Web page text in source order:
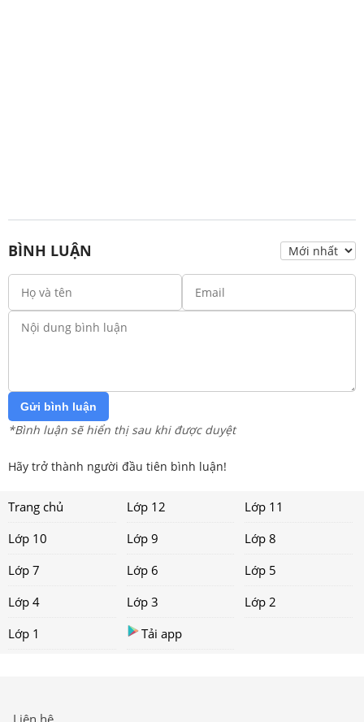
BÌNH LUẬN
Gửi bình luận
*Bình luận sẽ hiển thị sau khi được duyệt
Hãy trở thành người đầu tiên bình luận!
Trang chủ Lớp 12
Lớp 11
Lớp 10
Lớp 9
Lớp 8
Lớp 7
Lớp 6
Lớp 5
Lớp 4
Lớp 3
Lớp 2
Lớp 1
Tải app
Liên hệ